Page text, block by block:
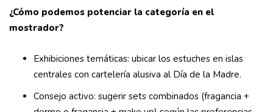
¿Cómo podemos potenciar la categoría en el
mostrador?
Exhibiciones temáticas: ubicar los estuches en islas
centrales con cartelería alusiva al Día de la Madre.
Consejo activo: sugerir sets combinados (fragancia +